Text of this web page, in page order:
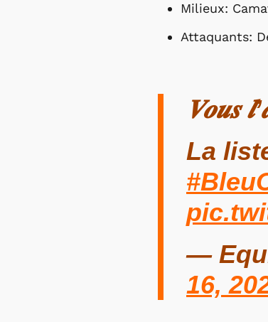
Milieux:
Attaquants:
𝑽𝒐𝒖𝒔
La
—
16,